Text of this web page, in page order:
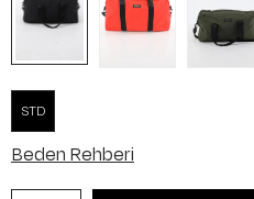
STD
Beden Rehberi